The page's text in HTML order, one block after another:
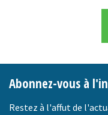
Abonnez-vous à
Restez à l'affut de